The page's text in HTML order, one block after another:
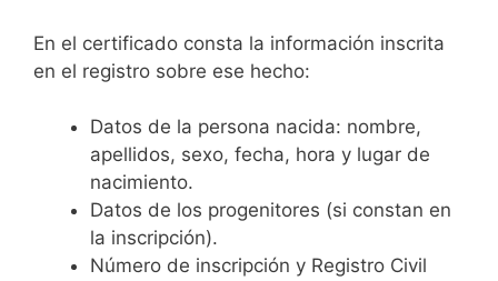
En el certificado consta la información inscrita
en el registro sobre ese hecho:
Datos de la persona nacida: nombre,
apellidos, sexo, fecha, hora y lugar de
nacimiento.
Datos de los progenitores (si constan en
la inscripción).
Número de inscripción y Registro Civil